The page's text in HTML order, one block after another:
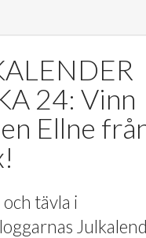
24: Vinn
Ellne
och tävla i